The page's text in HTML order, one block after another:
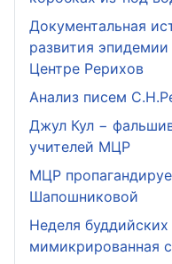
Документальная
развития
Центре Рерихов
Анализ писем
Джул Кул −
учителей МЦР
МЦР
Шапошниковой
Неделя
мимикрированная